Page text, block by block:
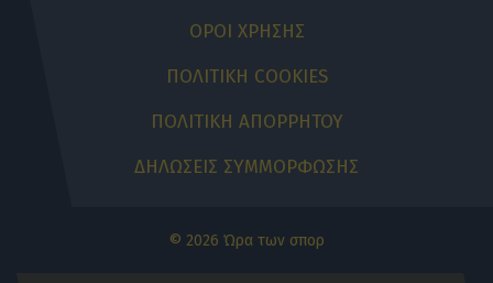
ΟΡΟΙ ΧΡΗΣΗΣ
ΠΟΛΙΤΙΚΗ COOKIES
ΠΟΛΙΤΙΚΗ ΑΠΟΡΡΗΤΟΥ
ΔΗΛΩΣΕΙΣ ΣΥΜΜΟΡΦΩΣΗΣ
© 2026 Ώρα των σπορ